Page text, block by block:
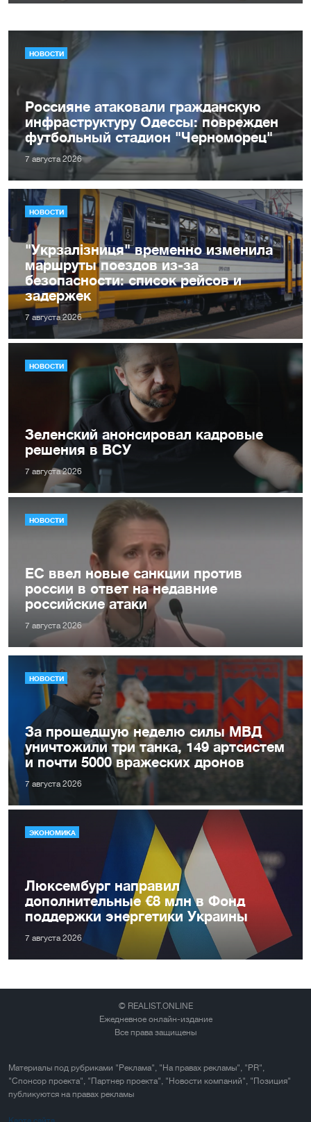
НОВОСТИ
Россияне атаковали гражданскую
инфраструктуру Одессы: поврежден
футбольный стадион "Черноморец"
7 августа 2026
НОВОСТИ
"Укрзалізниця" временно изменила
маршруты поездов из-за
безопасности: список рейсов и
задержек
7 августа 2026
НОВОСТИ
Зеленский анонсировал кадровые
решения в ВСУ
7 августа 2026
НОВОСТИ
ЕС ввел новые санкции против
россии в ответ на недавние
российские атаки
7 августа 2026
НОВОСТИ
За прошедшую неделю силы МВД
уничтожили три танка, 149 артсистем
и почти 5000 вражеских дронов
7 августа 2026
ЭКОНОМИКА
Люксембург направил
дополнительные €8 млн в Фонд
поддержки энергетики Украины
7 августа 2026
© REALIST.ONLINE
Ежедневное онлайн-издание
Все права защищены
Материалы под рубриками "Реклама", "На правах рекламы", "PR",
"Спонсор проекта", "Партнер проекта", "Новости компаний", "Позиция"
публикуются на правах рекламы